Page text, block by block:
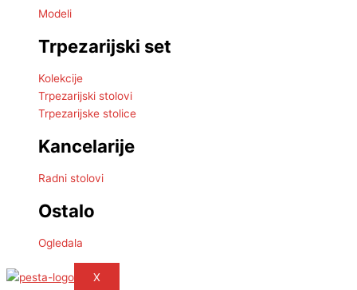
Modeli
Trpezarijski set
Kolekcije
Trpezarijski stolovi
Trpezarijske stolice
Kancelarije
Radni stolovi
Ostalo
Ogledala
X